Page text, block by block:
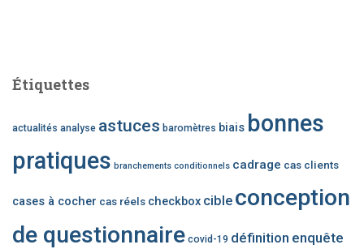
Étiquettes
actualités analyse astuces baromètres biais bonnes
pratiques branchements conditionnels cadrage cas clients
cases à cocher cas réels checkbox cible conception
de questionnaire covid-19 définition enquête